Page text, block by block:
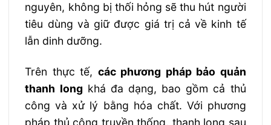
nguyên, không bị thối hỏng sẽ thu hút người
tiêu dùng và giữ được giá trị cả về kinh tế
lẫn dinh dưỡng.
Trên thực tế, các phương pháp bảo quản
thanh long khá đa dạng, bao gồm cả thủ
công và xử lý bằng hóa chất. Với phương
pháp thủ công truyền thống, thanh long sau